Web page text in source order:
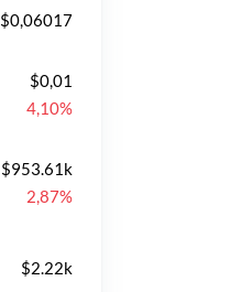
$0,06017
$0,01
4,10%
$953.61k
2,87%
$2.22k